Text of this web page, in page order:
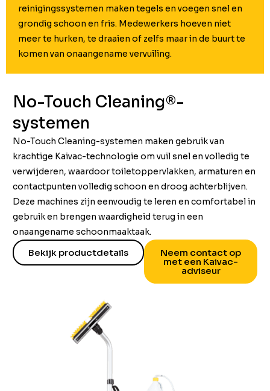
reinigingssystemen maken tegels en voegen snel en
grondig schoon en fris. Medewerkers hoeven niet
meer te hurken, te draaien of zelfs maar in de buurt te
komen van onaangename vervuiling.
No-Touch Cleaning®-
systemen
No-Touch Cleaning-systemen maken gebruik van
krachtige Kaivac-technologie om vuil snel en volledig te
verwijderen, waardoor toiletoppervlakken, armaturen en
contactpunten volledig schoon en droog achterblijven.
Deze machines zijn eenvoudig te leren en comfortabel in
gebruik en brengen waardigheid terug in een
onaangename schoonmaaktaak.
Bekijk productdetails Neem contact op
met een Kaivac-
adviseur